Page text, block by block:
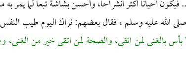
أحيانا أكثر انشراحا، وأحسن بشاشة تبعا لما يمر
الله عليه وسلم ، فقال بعضهم: نراك اليوم طيب
بأس بالغنى لمن اتقى، والصحة لمن اتقى خير من